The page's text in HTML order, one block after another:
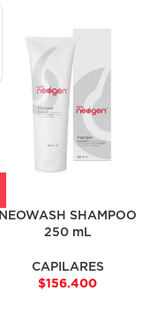
NEOWASH SHAMPOO
250 mL
CAPILARES
$156.400